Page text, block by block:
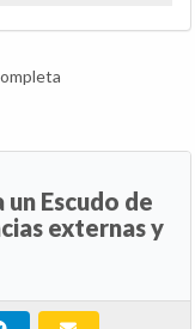
Escudo de
externas y